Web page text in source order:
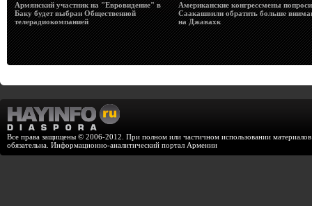
Армянский участник на "Евровидение" в
Баку будет выбран Общественной
телерадиокомпанией
Американские конгрессмены
Саакашвили обратить больше
на Джавахк
Все права защищены © 2006-2012. При полном или частичном использовании
обязательна. Информационно-аналитический портал Армении